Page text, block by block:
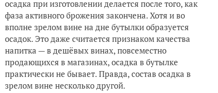
осадка при изготовлении делается после того, как
фаза активного брожения закончена. Хотя и во
вполне зрелом вине на дне бутылки образуется
осадок. Это даже считается признаком качества
напитка — в дешёвых винах, повсеместно
продающихся в магазинах, осадка в бутылке
практически не бывает. Правда, состав осадка в
зрелом вине несколько другой.